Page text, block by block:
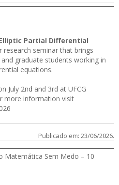
Partial Differential
research seminar that brings
graduate students working in
equations.
July 2nd and 3rd at UFCG
more information visit
Publicado em: 23/06/2026.
Matemática Sem Medo – 10